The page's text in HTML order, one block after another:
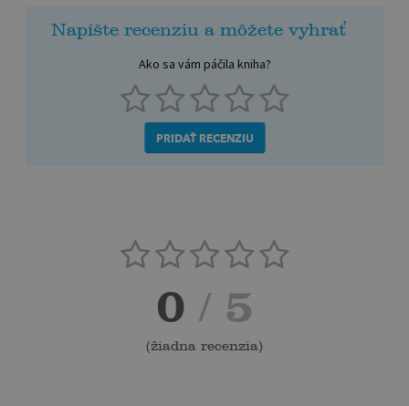
Napíšte recenziu a môžete vyhrať
Ako sa vám páčila kniha?
PRIDAŤ RECENZIU
0 / 5
(žiadna recenzia)